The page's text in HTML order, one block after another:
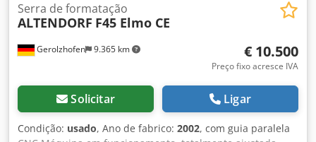
Gerolzhofen 9.365 km
Serra de formatação
ALTENDORF F45 Elmo CE
€ 10.500
Preço fixo acresce IVA
Solicitar Ligar
Condição: usado, Ano de fabrico: 2002, com guia paralela